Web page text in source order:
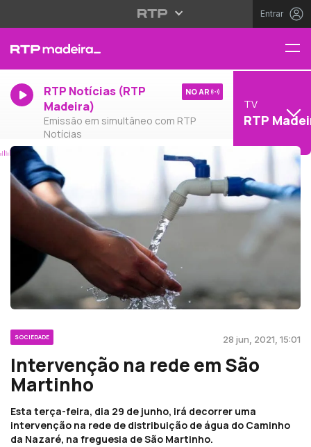
Entrar
RTP Notícias (RTP
Madeira)
Emissão em simultâneo com RTP
Notícias
NO AR
TV
RTP
SOCIEDADE 28 jun, 2021, 15:01
Intervenção na rede em São
Martinho
Esta terça-feira, dia 29 de junho, irá decorrer uma
intervenção na rede de distribuição de água do Caminho
da Nazaré, na freguesia de São Martinho.